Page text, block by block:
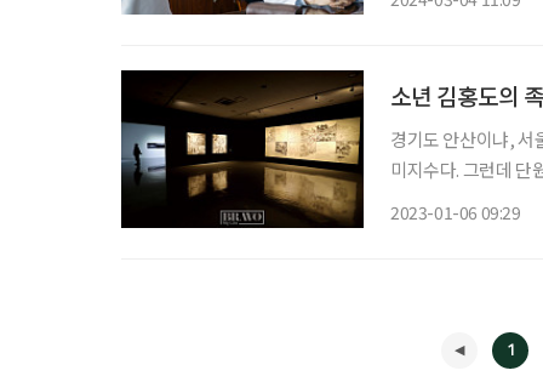
소년 김홍도의
경기도 안산이냐, 서
미지수다. 그런데 단
2023-01-06 09:29
1